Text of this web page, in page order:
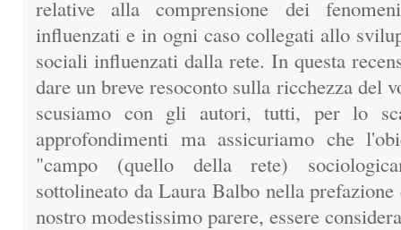
relative alla comprensione dei
influenzati e in ogni caso collegati allo
sociali influenzati dalla rete. In questa
dare un breve resoconto sulla ricchezza del
scusiamo con gli autori, tutti, per lo
approfondimenti ma assicuriamo che
"campo (quello della rete)
sottolineato da Laura Balbo nella
nostro modestissimo parere, essere